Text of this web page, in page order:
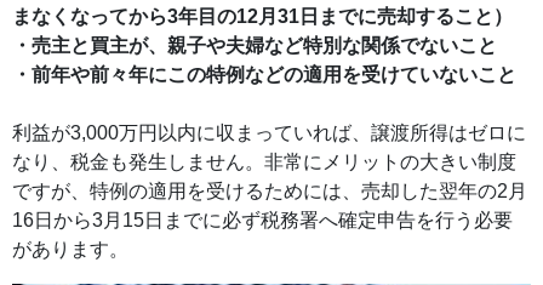
まなくなってから3年目の12月31日までに売却すること）
・売主と買主が、親子や夫婦など特別な関係でないこと
・前年や前々年にこの特例などの適用を受けていないこと
利益が3,000万円以内に収まっていれば、譲渡所得はゼロに
なり、税金も発生しません。非常にメリットの大きい制度
ですが、特例の適用を受けるためには、売却した翌年の2月
16日から3月15日までに必ず税務署へ確定申告を行う必要
があります。